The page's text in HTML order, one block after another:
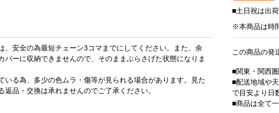
■土日祝は出
※本商品は時
この商品の発
■関東・関西
■配送地域や
で目安より日
■商品は全て
、安全の為最短チェーン3コマまでにしてください。また、余
バーに収納できませんので、そのままぶらさげた状態になりま
いる為、多少の色ムラ・傷等が見られる場合があります。見た
返品・交換は承れませんのでご了承ください。